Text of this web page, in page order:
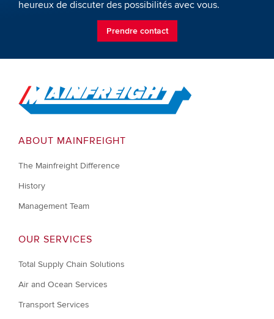
heureux de discuter des possibilités avec vous.
Prendre contact
Go to Home
ABOUT MAINFREIGHT
The Mainfreight Difference
History
Management Team
OUR SERVICES
Total Supply Chain Solutions
Air and Ocean Services
Transport Services